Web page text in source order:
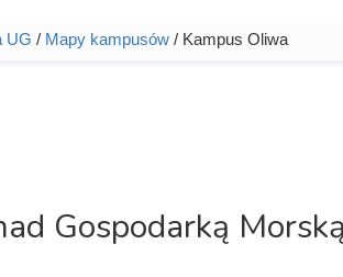
UG / Mapy kampusów/ Kampus Oliwa
Gospodarką Morską